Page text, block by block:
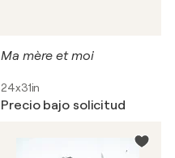
Ma mère et moi
24x31in
Precio bajo solicitud